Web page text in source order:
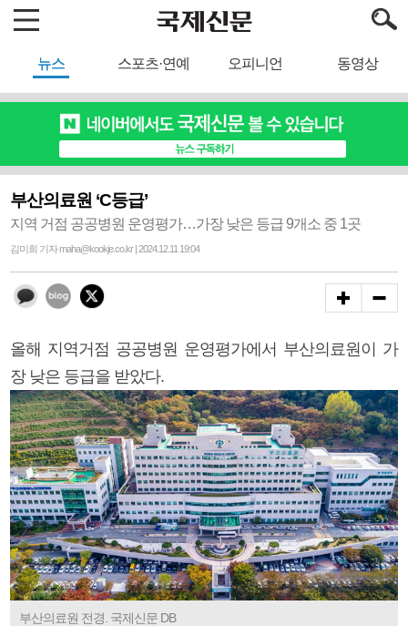
뉴스 스포츠·연예 오피니언 동영상
부산의료원 ‘C등급’
지역 거점 공공병원 운영평가…가장 낮은 등급 9개소 중 1곳
김미희 기자 maha@kookje.co.kr | 2024.12.11 19:04
올해 지역거점 공공병원 운영평가에서 부산의료원이 가
장 낮은 등급을 받았다.
부산의료원 전경. 국제신문 DB